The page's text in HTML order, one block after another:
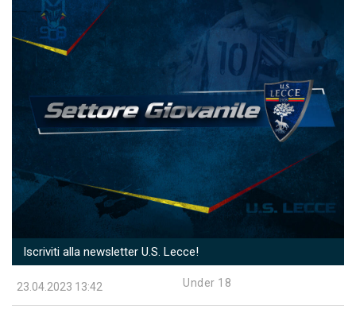
Iscriviti alla newsletter U.S. Lecce!
23.04.2023 13:42 Under 18